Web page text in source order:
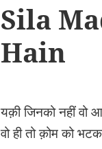
Sila
Hain
यक़ी जिनको नहीं वो
वो ही तो क़ोम को